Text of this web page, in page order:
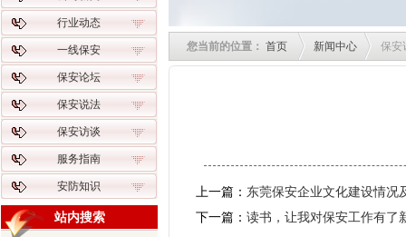
您当前的位置： 首页 新闻中心 保安
上一篇： 东莞保安企业文化建设情况
下一篇： 读书，让我对保安工作有了
行业动态
一线保安
保安论坛
保安说法
保安访谈
服务指南
安防知识
站内搜索